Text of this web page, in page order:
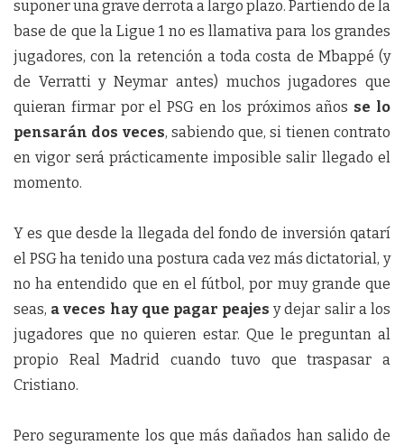
suponer una grave derrota a largo plazo. Partiendo de la
base de que la Ligue 1 no es llamativa para los grandes
jugadores, con la retención a toda costa de Mbappé (y
de Verratti y Neymar antes) muchos jugadores que
quieran firmar por el PSG en los próximos años se lo
pensarán dos veces, sabiendo que, si tienen contrato
en vigor será prácticamente imposible salir llegado el
momento.
Y es que desde la llegada del fondo de inversión qatarí
el PSG ha tenido una postura cada vez más dictatorial, y
no ha entendido que en el fútbol, por muy grande que
seas, a veces hay que pagar peajes y dejar salir a los
jugadores que no quieren estar. Que le preguntan al
propio Real Madrid cuando tuvo que traspasar a
Cristiano.
Pero seguramente los que más dañados han salido de